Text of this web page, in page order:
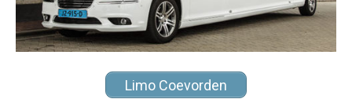
Limo Coevorden